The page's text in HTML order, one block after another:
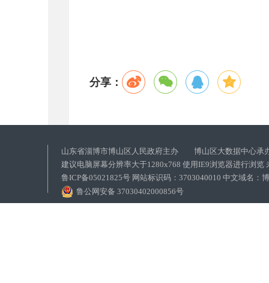
分享：
山东省淄博市博山区人民政府主办 博山区大数据中心承
建议电脑屏幕分辨率大于1280x768 使用IE9浏览器进行浏览
鲁ICP备05021825号 网站标识码：3703040010 中文域名：
鲁公网安备 37030402000856号